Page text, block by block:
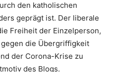
den katholischen
geprägt ist. Der liberale
Freiheit der Einzelperson,
die Übergriffigkeit
der Corona-Krise zu
des Blogs.